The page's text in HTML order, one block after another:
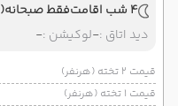
4 شب اقامت فقط صبحانه(BB)
دید اتاق :-لوکیشن :-
قیمت 2 تخته (هرنفر)
قیمت 1 تخته (هرنفر)